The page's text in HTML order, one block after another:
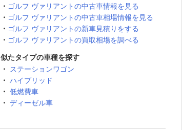
ゴルフ ヴァリアントの中古車情報を見る
ゴルフ ヴァリアントの中古車相場情報を見る
ゴルフ ヴァリアントの新車見積りをする
ゴルフ ヴァリアントの買取相場を調べる
似たタイプの車種を探す
ステーションワゴン
ハイブリッド
低燃費車
ディーゼル車